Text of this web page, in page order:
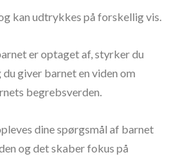
kan udtrykkes på forskellig vis.
er optaget af, styrker du
giver barnet en viden om
begrebsverden.
dine spørgsmål af barnet
og det skaber fokus på